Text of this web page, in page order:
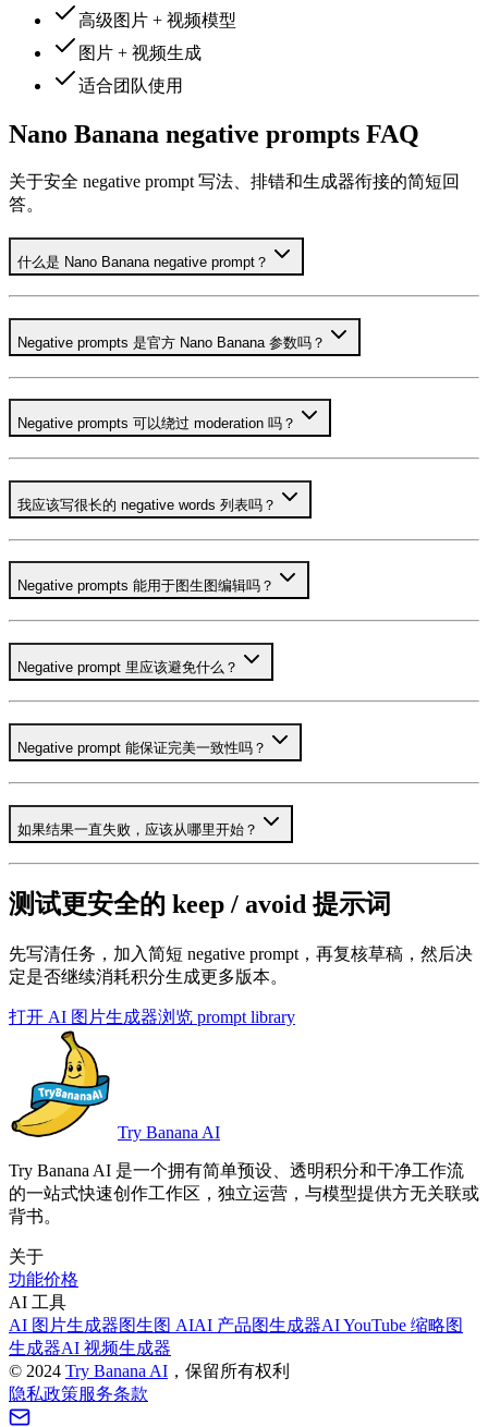
高级图片 + 视频模型
图片 + 视频生成
适合团队使用
Nano Banana negative prompts FAQ
关于安全 negative prompt 写法、排错和生成器衔接的简短回
答。
什么是 Nano Banana negative prompt？
Negative prompts 是官方 Nano Banana 参数吗？
Negative prompts 可以绕过 moderation 吗？
我应该写很长的 negative words 列表吗？
Negative prompts 能用于图生图编辑吗？
Negative prompt 里应该避免什么？
Negative prompt 能保证完美一致性吗？
如果结果一直失败，应该从哪里开始？
测试更安全的 keep / avoid 提示词
先写清任务，加入简短 negative prompt，再复核草稿，然后决
定是否继续消耗积分生成更多版本。
打开 AI 图片生成器浏览 prompt library
Try Banana AI
Try Banana AI 是一个拥有简单预设、透明积分和干净工作流
的一站式快速创作工作区，独立运营，与模型提供方无关联或
背书。
关于
功能价格
AI 工具
AI 图片生成器图生图 AIAI 产品图生成器AI YouTube 缩略图
生成器AI 视频生成器
© 2024 Try Banana AI ，保留所有权利
隐私政策服务条款